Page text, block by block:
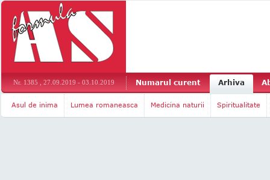
Nr. 1385 , 27.09.2019 - 03.10.2019 Numarul curent Arhiva
Asul de inima Lumea romaneasca Medicina naturii Spiritualitate